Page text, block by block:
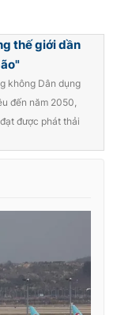
bằng AI
thế giới dần
không Dân dụng
đến năm 2050,
được phát thải